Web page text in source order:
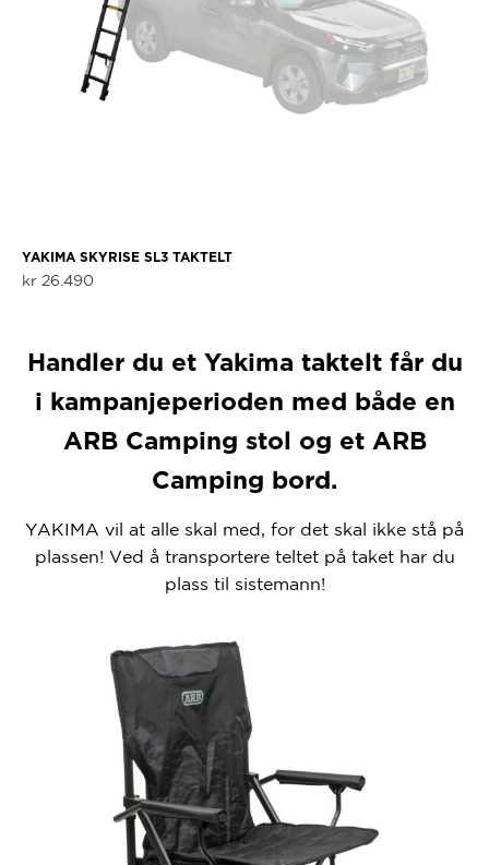
YAKIMA SKYRISE SL3 TAKTELT
kr26.490
Handler du et Yakima taktelt får du
i kampanjeperioden med både en
ARB Camping stol og et ARB
Camping bord.
YAKIMA vil at alle skal med, for det skal ikke stå på
plassen! Ved å transportere teltet på taket har du
plass til sistemann!